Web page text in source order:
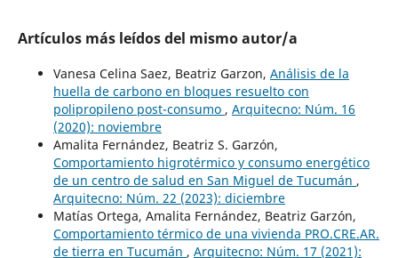
Artículos más leídos del mismo autor/a
Vanesa Celina Saez, Beatriz Garzon, Análisis de la
huella de carbono en bloques resuelto con
polipropileno post-consumo , Arquitecno: Núm. 16
(2020): noviembre
Amalita Fernández, Beatriz S. Garzón,
Comportamiento higrotérmico y consumo energético
de un centro de salud en San Miguel de Tucumán ,
Arquitecno: Núm. 22 (2023): diciembre
Matías Ortega, Amalita Fernández, Beatriz Garzón,
Comportamiento térmico de una vivienda PRO.CRE.AR.
de tierra en Tucumán , Arquitecno: Núm. 17 (2021):